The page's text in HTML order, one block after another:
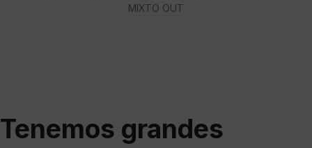
MIXTO OUT
Tenemos grandes